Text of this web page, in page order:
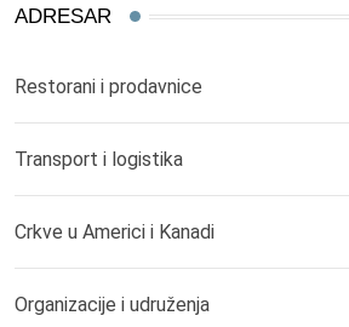
ADRESAR
Restorani i prodavnice
Transport i logistika
Crkve u Americi i Kanadi
Organizacije i udruženja